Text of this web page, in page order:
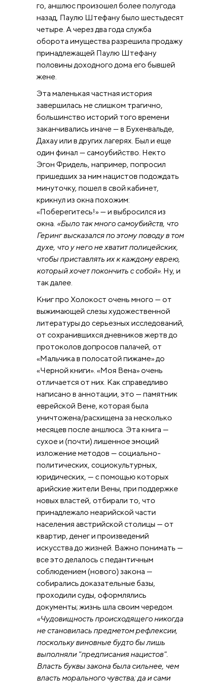
го, аншлюс произошел более полугода
назад, Паулю Штефану было шестьдесят
четыре. А через два года служба
оборота имущества разрешила продажу
принадлежащей Паулю Штефану
половины доходного дома его бывшей
жене.
Эта маленькая частная история
завершилась не слишком трагично,
большинство историй того времени
заканчивались иначе — в Бухенвальде,
Дахау или в других лагерях. Был и еще
один финал — самоубийство. Некто
Эгон Фридель, например, попросил
пришедших за ним нацистов подождать
минуточку, пошел в свой кабинет,
крикнул из окна похожим:
«Поберегитесь!» — и выбросился из
окна. «Было так много самоубийств, что
Геринг высказался по этому поводу в том
духе, что у него не хватит полицейских,
чтобы приставлять их к каждому еврею,
который хочет покончить с собой». Ну, и
так далее.
Книг про Холокост очень много — от
выжимающей слезы художественной
литературы до серьезных исследований,
от сохранившихся дневников жертв до
протоколов допросов палачей, от
«Мальчика в полосатой пижаме» до
«Черной книги». «Моя Вена» очень
отличается от них. Как справедливо
написано в аннотации, это — памятник
еврейской Вене, которая была
уничтожена/расхищена за несколько
месяцев после аншлюса. Эта книга —
сухое и (почти) лишенное эмоций
изложение методов — социально-
политических, социокультурных,
юридических, — с помощью которых
арийские жители Вены, при поддержке
новых властей, отбирали то, что
принадлежало неарийской части
населения австрийской столицы — от
квартир, денег и произведений
искусства до жизней. Важно понимать —
все это делалось с педантичным
соблюдением (нового) закона —
собирались доказательные базы,
проходили суды, оформлялись
документы; жизнь шла своим чередом.
«Чудовищность происходящего никогда
не становилась предметом рефлексии,
поскольку виновные будто бы лишь
выполняли "предписания нацистов".
Власть буквы закона была сильнее, чем
власть морального чувства; да и сами